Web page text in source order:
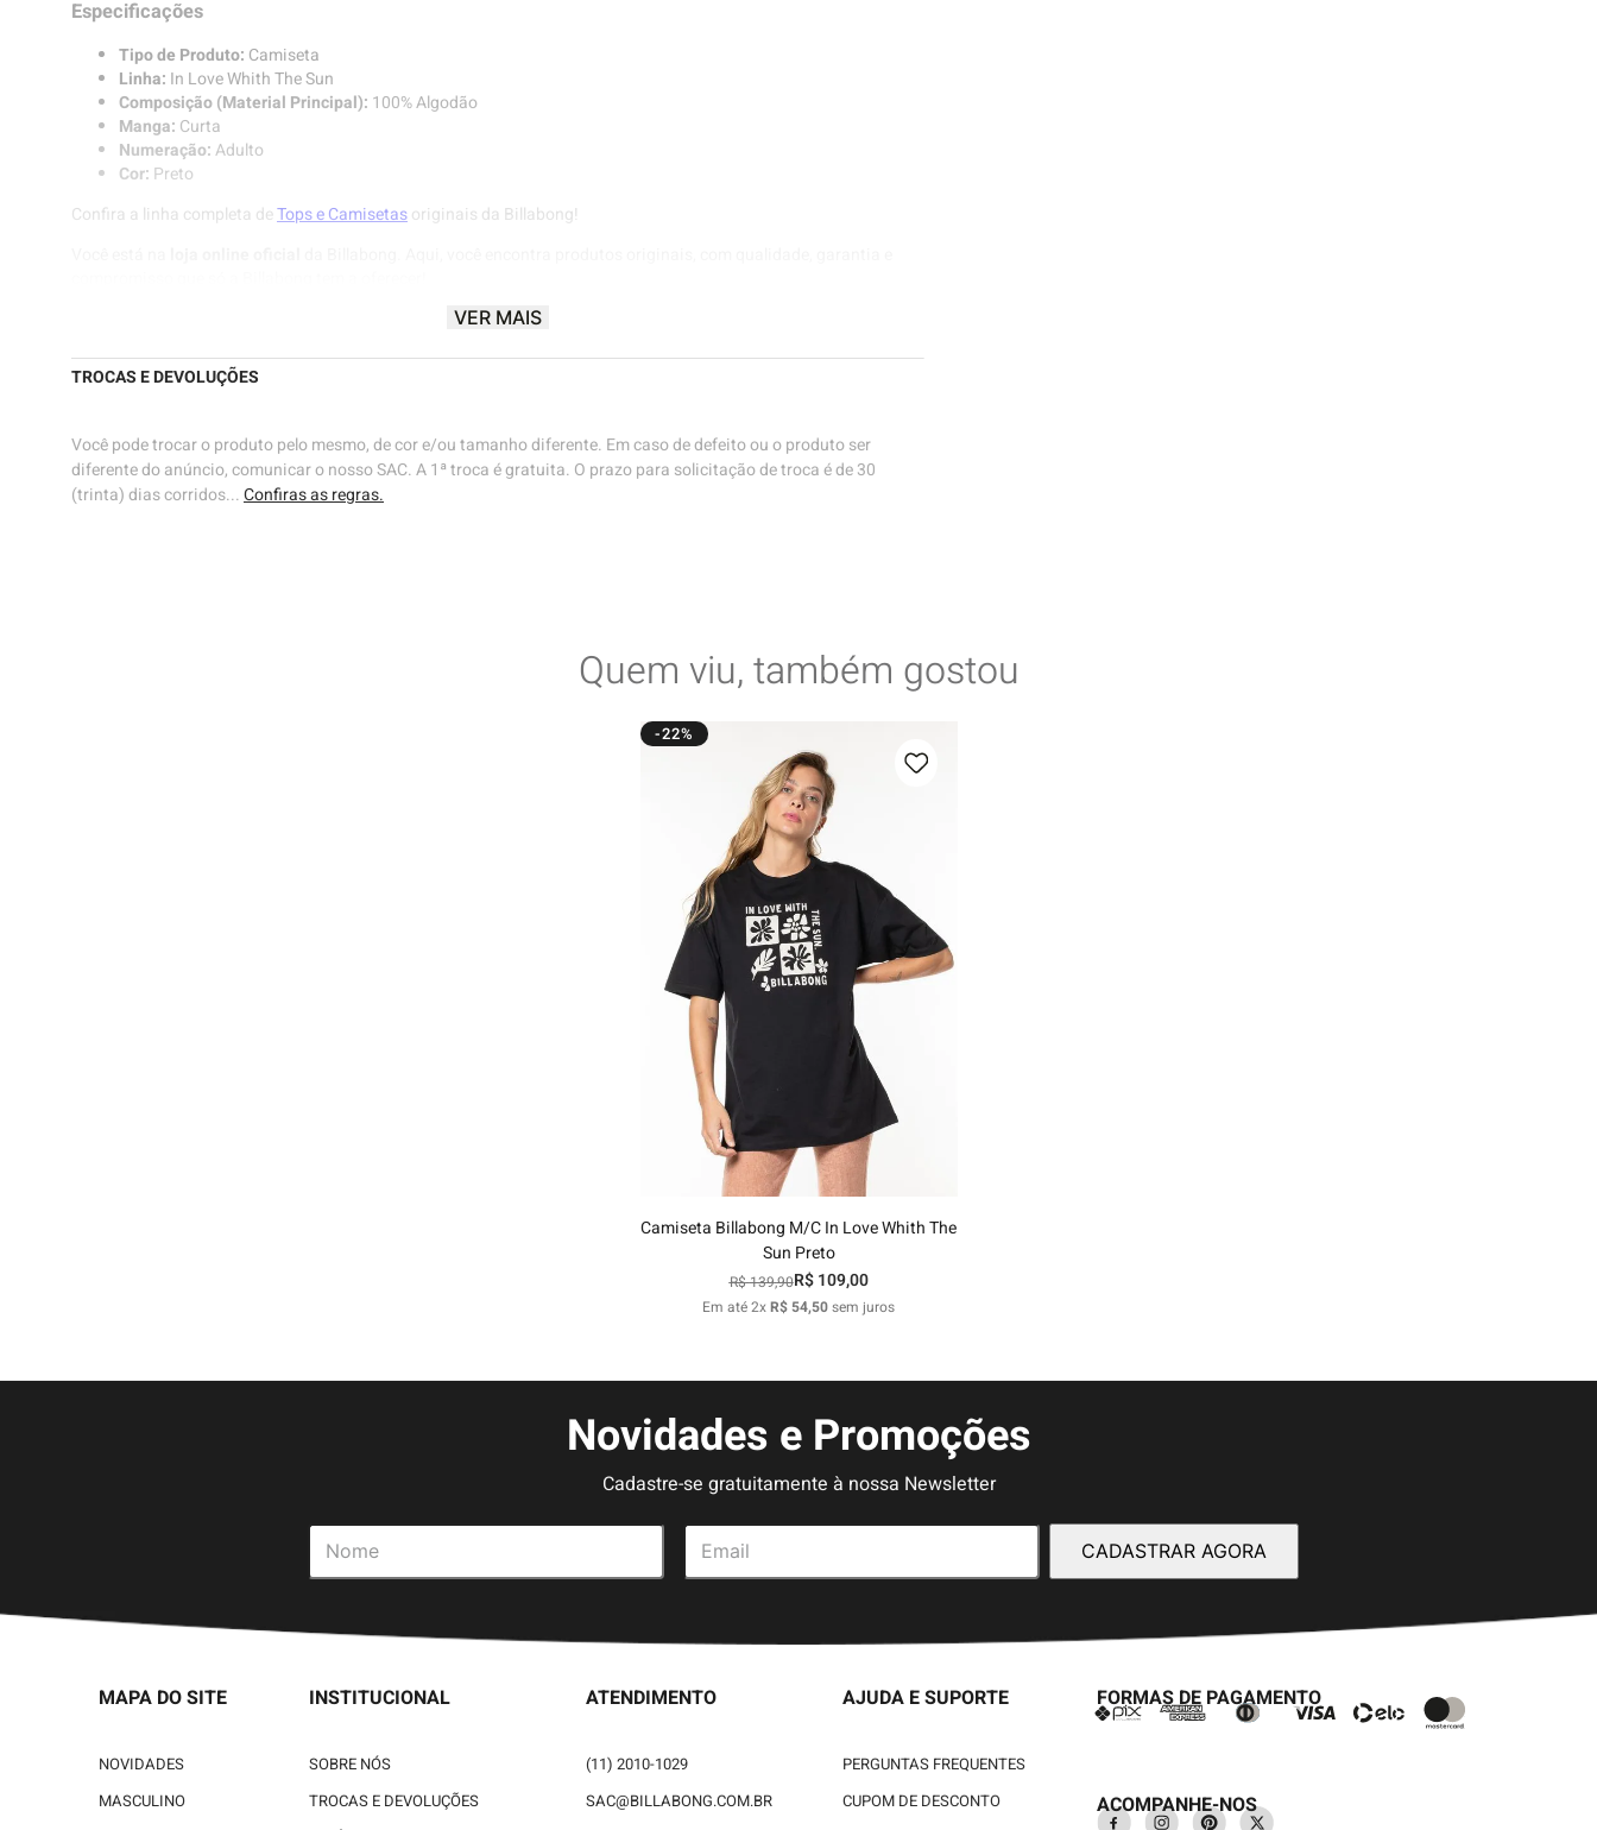
Especificações
Tipo de Produto: Camiseta
Linha: In Love Whith The Sun
Composição (Material Principal): 100% Algodão
Manga: Curta
Numeração:Adulto
Cor: Preto
Confira a linha completa deTops e Camisetasoriginais da Billabong!
VER MAIS
TROCAS E DEVOLUÇÕES
Você pode trocar o produto pelo mesmo, de cor e/ou tamanho diferente. Em caso de defeito ou o produto ser
diferente do anúncio, comunicar o nosso SAC. A 1ª troca é gratuita. O prazo para solicitação de troca é de 30
(trinta) dias corridos...Confiras as regras.
Quem viu, também gostou
-22%
P
Adicionar ao carrinho
Camiseta Billabong M/C In Love Whith The
Sun Preto
R$139,90R$ 109,00
Em até2xR$ 54,50sem juros
Novidades e Promoções
Cadastre-se gratuitamente à nossa Newsletter
CADASTRAR AGORA
MAPA DO SITE
NOVIDADES
MASCULINO
INSTITUCIONAL
SOBRE NÓS
TROCAS E DEVOLUÇÕES
ATENDIMENTO
(11) 2010-1029
SAC@BILLABONG.COM.BR
AJUDA E SUPORTE
PERGUNTAS FREQUENTES
CUPOM DE DESCONTO
FORMAS DE PAGAMENTO
ACOMPANHE-NOS